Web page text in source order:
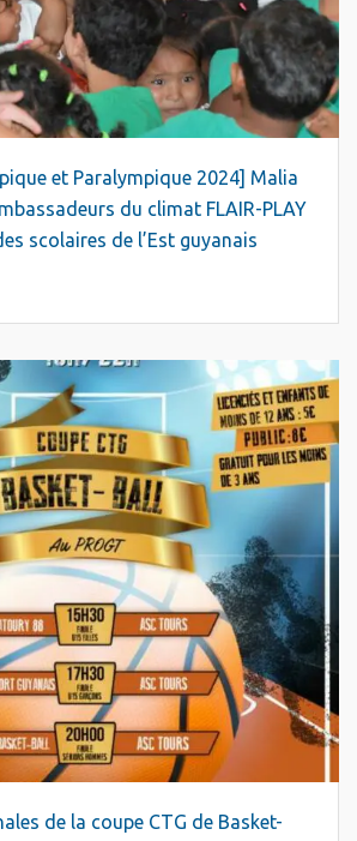
et Paralympique 2024] Malia
du climat FLAIR-PLAY
scolaires de l’Est guyanais
de la coupe CTG de Basket-